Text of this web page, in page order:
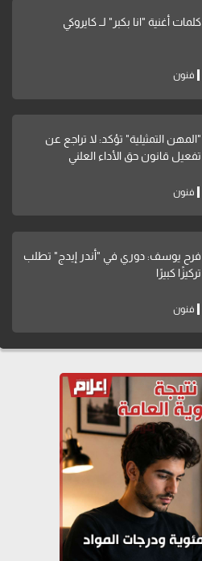
كلمات أغنية "انا بكبر" لــ كايروكي
فنون
"المهن التمثيلية" تؤكد: لا تراجع عن
تفعيل قانون حق الأداء العلني
فنون
فرح يوسف: دوري في "أندر إيدج" تطلب
تركيزًا كبيرًا
فنون